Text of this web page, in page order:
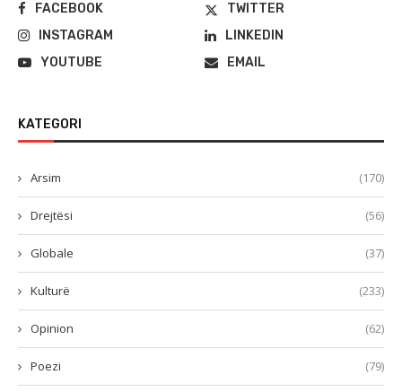
FACEBOOK
TWITTER
INSTAGRAM
LINKEDIN
YOUTUBE
EMAIL
KATEGORI
Arsim (170)
Drejtësi (56)
Globale (37)
Kulturë (233)
Opinion (62)
Poezi (79)